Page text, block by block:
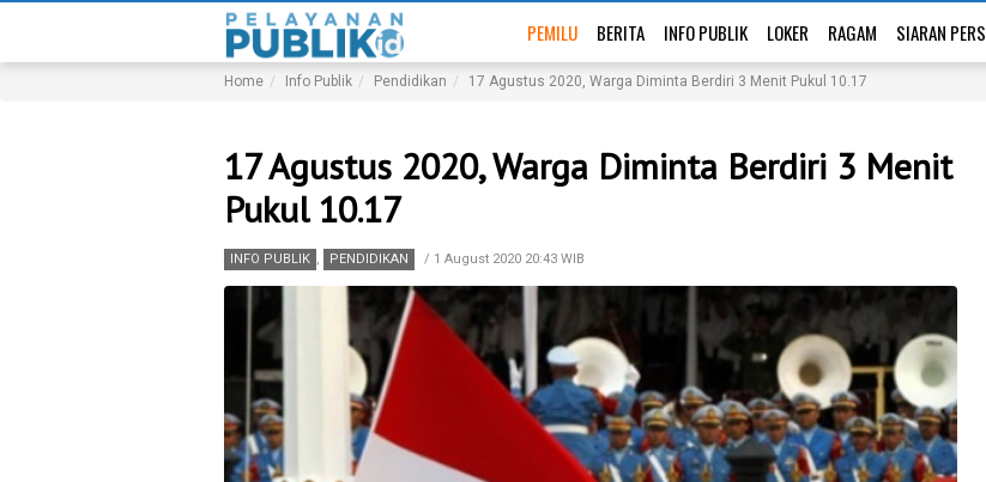
PEMILU BERITA INFO PUBLIK LOKER RAGAM SIARAN PERS
Home Info Publik Pendidikan 17 Agustus 2020, Warga Diminta Berdiri 3 Menit Pukul 10.17
17 Agustus 2020, Warga Diminta Berdiri 3 Menit
Pukul 10.17
INFO PUBLIK , PENDIDIKAN / 1 August 2020 20:43 WIB